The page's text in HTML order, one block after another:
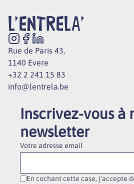
L'ENTRELA'
Rue de Paris 43,
1140 Evere
+32 2 241 15 83
info@lentrela.be
Inscrivez-vous à
newsletter
Votre adresse email
En cochant cette case, j'accepte